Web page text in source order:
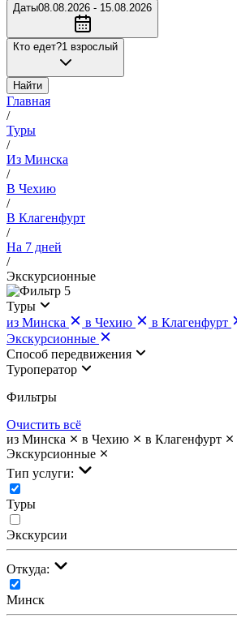
Даты08.08.2026 - 15.08.2026
Кто едет?1 взрослый
Найти
Главная
/
Туры
/
Из Минска
/
В Чехию
/
В Клагенфурт
/
На 7 дней
/
Экскурсионные
5
Туры
из Минска
в Чехию в Клагенфурт
Экскурсионные
Cпособ передвижения
Туроператор
Фильтры
Очистить всё
из Минска
в Чехию в Клагенфурт
Экскурсионные
Тип услуги:
Туры
Экскурсии
Откуда:
Минск